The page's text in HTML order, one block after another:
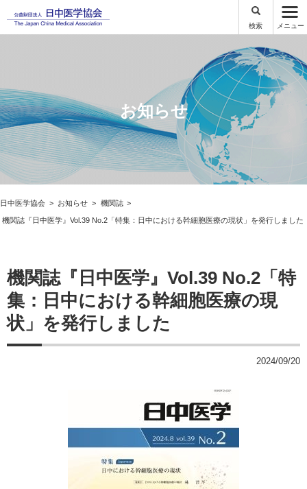
検索 メニュー
お知らせ
日中医学協会 お知らせ 機関誌
機関誌『日中医学』Vol.39 No.2「特集：日中における幹細胞医療の現状」を発行しました
機関誌『日中医学』Vol.39 No.2「特
集：日中における幹細胞医療の現
状」を発行しました
2024/09/20